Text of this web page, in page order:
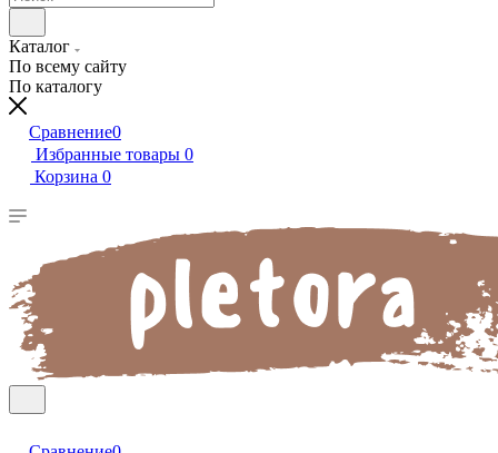
Каталог
По всему сайту
По каталогу
Сравнение0
Избранные товары 0
Корзина 0